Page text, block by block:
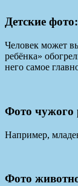
Детские
Человек может
ребёнка»
него самое
Фото чужого
Например,
Фото